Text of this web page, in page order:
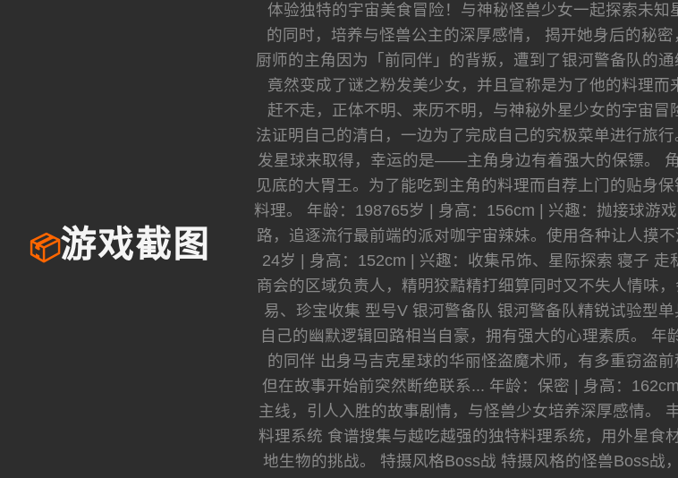
📦游戏截图
体验独特的宇宙美食冒险！与神秘怪兽少女一起探索未
的同时，培养与怪兽公主的深厚感情， 揭开她身后的秘
厨师的主角因为「前同伴」的背叛，遭到了银河警备队的
竟然变成了谜之粉发美少女，并且宣称是为了他的料理
赶不走，正体不明、来历不明，与神秘外星少女的宇宙
法证明自己的清白，一边为了完成自己的究极菜单进行旅
发星球来取得，幸运的是——主角身边有着强大的保镖。
见底的大胃王。为了能吃到主角的料理而自荐上门的贴身
料理。 年龄：198765岁 | 身高：156cm | 兴趣：抛接球游
路，追逐流行最前端的派对咖宇宙辣妹。使用各种让人摸
24岁 | 身高：152cm | 兴趣：收集吊饰、星际探索 寝子
商会的区域负责人，精明狡黠精打细算同时又不失人情味
易、珍宝收集 型号V 银河警备队 银河警备队精锐试验型
自己的幽默逻辑回路相当自豪，拥有强大的心理素质。
的同伴 出身马吉克星球的华丽怪盗魔术师，有多重窃盗
但在故事开始前突然断绝联系... 年龄：保密 | 身高：
主线，引人入胜的故事剧情，与怪兽少女培养深厚感情。
料理系统 食谱搜集与越吃越强的独特料理系统，用外星
地生物的挑战。 特摄风格Boss战 特摄风格的怪兽Boss战